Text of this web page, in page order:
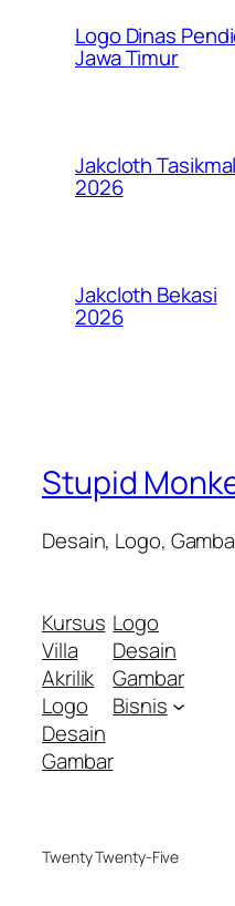
Logo Dinas
Jawa Timur
Jakcloth
2026
Jakcloth Bekasi
2026
Stupid
Desain, Logo,
Kursus
Villa
Akrilik
Logo
Desain
Gambar
Logo
Desain
Gambar
Bisnis
Twenty Twenty-Five